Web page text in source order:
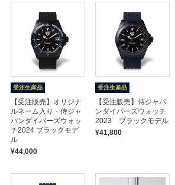
受注生産品
【受注販売】オリジナ
ルネーム入り・侍ジャ
パンダイバーズウォッ
チ2024 ブラックモデ
ル
¥44,000
受注生産品
【受注販売】侍ジャパ
ンダイバーズウォッチ
2023 ブラックモデル
¥41,800